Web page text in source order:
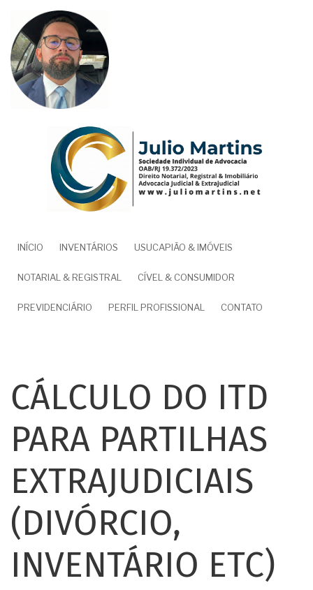
para
conteúdo
principal
NAVEGAÇÃO
PRINCIPAL
INÍCIO INVENTÁRIOS USUCAPIÃO & IMÓVEIS
NOTARIAL & REGISTRAL CÍVEL & CONSUMIDOR
PREVIDENCIÁRIO PERFIL PROFISSIONAL CONTATO
CÁLCULO DO ITD
PARA PARTILHAS
EXTRAJUDICIAIS
(DIVÓRCIO,
INVENTÁRIO ETC)